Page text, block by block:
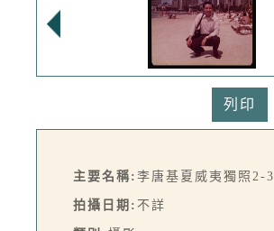
列印
主要名稱: 李唐基夏威夷獨照2-3
拍攝日期: 不詳